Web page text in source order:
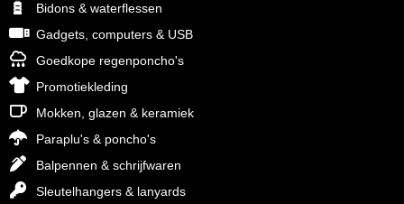
Bidons & waterflessen
Gadgets, computers & USB
Goedkope regenponcho's
Promotiekleding
Mokken, glazen & keramiek
Paraplu's & poncho's
Balpennen & schrijfwaren
Sleutelhangers & lanyards